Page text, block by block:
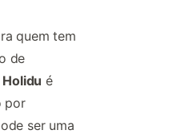
quem tem
de
Holidu é
por
ser uma